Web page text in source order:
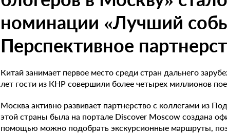
номинации «Лучший
Перспективное
Китай занимает первое место среди стран дальнего
лет гости из КНР совершили более четырех миллионов
Москва активно развивает партнерство с коллегами из
этой страны была на портале Discover Moscow создана
помощью можно подобрать экскурсионные маршруты,